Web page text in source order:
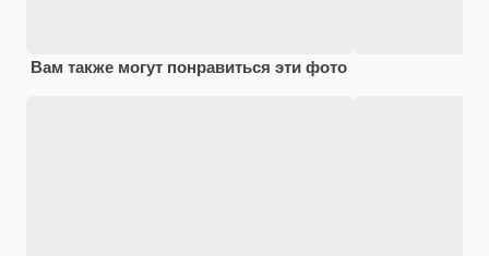
Вам также могут понравиться эти фото